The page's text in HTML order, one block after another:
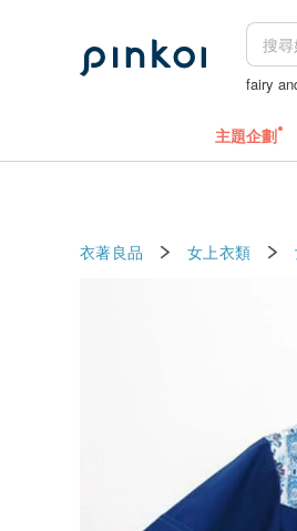
fairy
主題企劃
衣著良品 女上衣類